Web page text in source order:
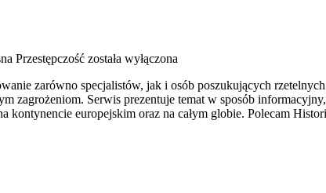
Przestępczość została wyłączona
zarówno specjalistów, jak i osób poszukujących
zagrożeniom. Serwis prezentuje temat w sposób
europejskim oraz na całym globie. Polecam